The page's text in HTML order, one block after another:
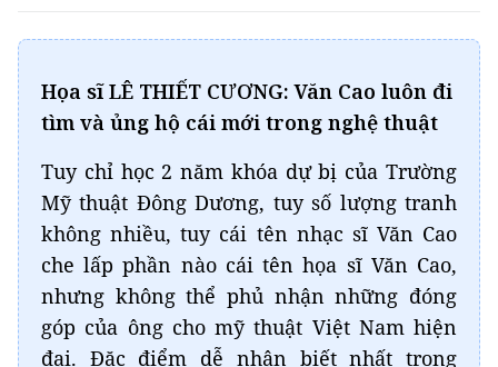
Họa sĩ LÊ THIẾT CƯƠNG: Văn Cao luôn đi
tìm và ủng hộ cái mới trong nghệ thuật
Tuy chỉ học 2 năm khóa dự bị của Trường
Mỹ thuật Đông Dương, tuy số lượng tranh
không nhiều, tuy cái tên nhạc sĩ Văn Cao
che lấp phần nào cái tên họa sĩ Văn Cao,
nhưng không thể phủ nhận những đóng
góp của ông cho mỹ thuật Việt Nam hiện
đại. Đặc điểm dễ nhận biết nhất trong